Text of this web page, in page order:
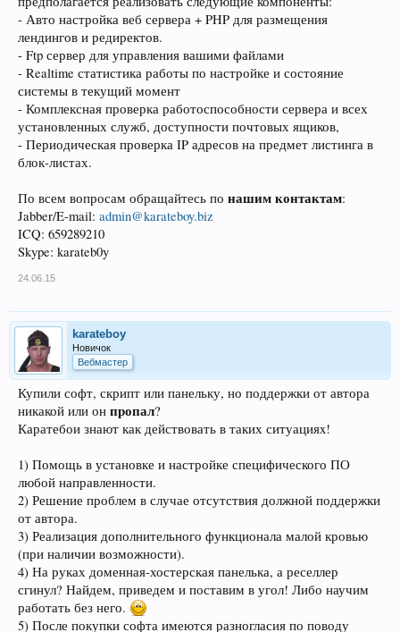
- Авто настройка веб сервера + PHP для размещения
лендингов и редиректов.
- Ftp сервер для управления вашими файлами
- Realtime статистика работы по настройке и состояние
системы в текущий момент
- Комплексная проверка работоспособности сервера и всех
установленных служб, доступности почтовых ящиков,
- Периодическая проверка IP адресов на предмет листинга в
блок-листах.
По всем вопросам обращайтесь по нашим контактам:
Jabber/E-mail: admin@karateboy.biz
ICQ: 659289210
Skype: karateb0y
24.06.15
karateboy
Новичок
Вебмастер
Купили софт, скрипт или панельку, но поддержки от автора
никакой или он пропал?
Каратебои знают как действовать в таких ситуацияx!
1) Помощь в установке и настройке специфического ПО
любой направленности.
2) Решение проблем в случае отсутствия должной поддержки
от автора.
3) Реализация дополнительного функционала малой кровью
(при наличии возможности).
4) На руках доменная-хостерская панелька, а реселлер
сгинул? Найдем, приведем и поставим в угол! Либо научим
работать без него.
5) После покупки софта имеются разногласия по поводу